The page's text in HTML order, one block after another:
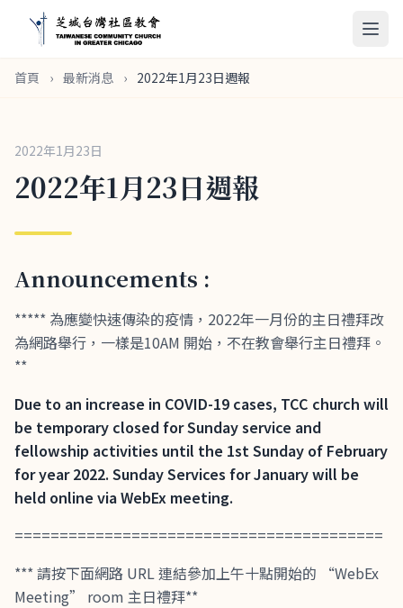
首頁 › 最新消息 › 2022年1月23日週報
2022年1月23日
2022年1月23日週報
Announcements :
***** 為應變快速傳染的疫情，2022年一月份的主日禮拜改
為網路舉行，一樣是10AM 開始，不在教會舉行主日禮拜。
**
Due to an increase in COVID-19 cases, TCC church will
be temporary closed for Sunday service and
fellowship activities until the 1st Sunday of February
for year 2022. Sunday Services for January will be
held online via WebEx meeting.
=========================================
*** 請按下面網路 URL 連結參加上午十點開始的 “WebEx
Meeting” room 主日禮拜**